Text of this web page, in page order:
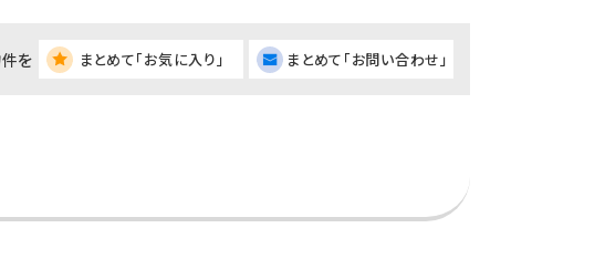
を まとめて「お気に入り」 まとめて「お問い合わせ」